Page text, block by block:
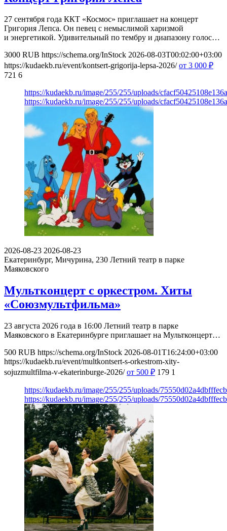
27 сентября года ККТ «Космос» приглашает на концерт
Григория Лепса. Он певец с немыслимой харизмой
и энергетикой. Удивительный по тембру и диапазону голос…
3000 RUB https://schema.org/InStock 2026-08-03T00:02:00+03:00
https://kudaekb.ru/event/kontsert-grigorija-lepsa-2026/ от 3 000 ₽
721 6
https://kudaekb.ru/image/255/255/uploads/
https://kudaekb.ru/image/255/255/uploads/
2026-08-23 2026-08-23
Екатеринбург, Мичурина, 230 Летний театр в парке
Маяковского
Мультконцерт с оркестром. Хиты
«Союзмультфильма»
23 августа 2026 года в 16:00 Летний театр в парке
Маяковского в Екатеринбурге приглашает на Мультконцерт…
500 RUB https://schema.org/InStock 2026-08-01T16:24:00+03:00
https://kudaekb.ru/event/multkontsert-s-orkestrom-xity-
sojuzmultfilma-v-ekaterinburge-2026/ от 500 ₽ 179 1
https://kudaekb.ru/image/255/255/uploads/
https://kudaekb.ru/image/255/255/uploads/